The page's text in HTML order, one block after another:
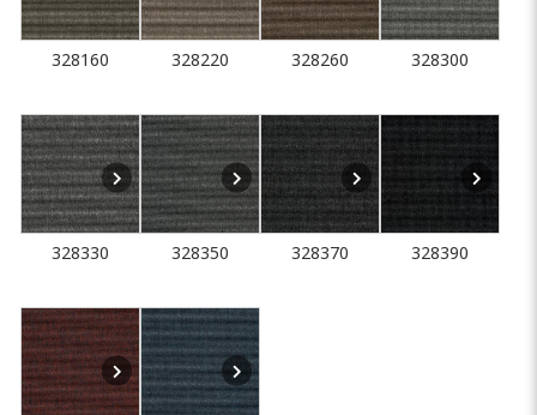
328160 328220 328260 328300
328330 328350 328370 328390